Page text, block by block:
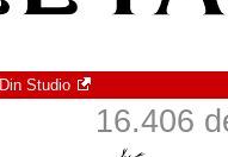
Din Studio
16.406